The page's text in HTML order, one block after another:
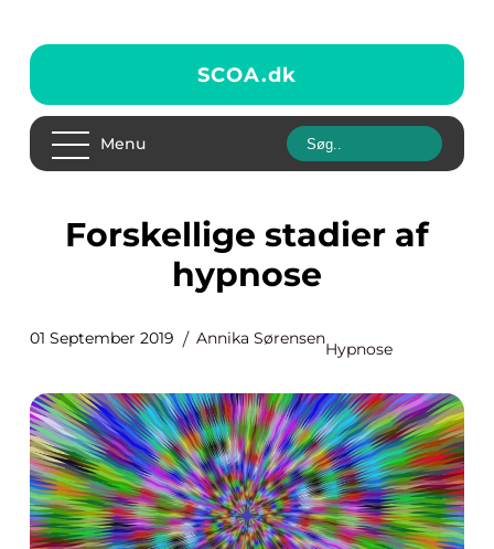
SCOA.dk
Menu
Forskellige stadier af
hypnose
01 September 2019 Annika Sørensen
Hypnose